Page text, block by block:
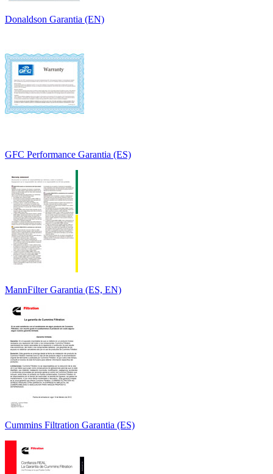
Donaldson Garantia (EN)
GFC Performance Garantia (ES)
MannFilter Garantia (ES, EN)
Cummins Filtration Garantia (ES)